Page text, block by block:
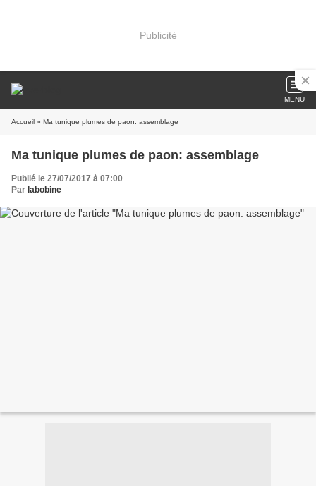
Publicité
MENU
Accueil » Ma tunique plumes de paon: assemblage
Ma tunique plumes de paon: assemblage
Publié le 27/07/2017 à 07:00
Par labobine